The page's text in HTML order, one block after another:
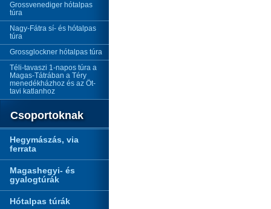
Grossvenediger hótalpas
túra
Nagy-Fátra sí- és hótalpas
túra
Grossglockner hótalpas túra
Téli-tavaszi 1-napos túra a
Magas-Tátrában a Téry
menedékházhoz és az Öt-
tavi katlanhoz
Csoportoknak
Hegymászás, via
ferrata
Magashegyi- és
gyalogtúrák
Hótalpas túrák